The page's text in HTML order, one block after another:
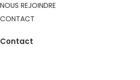
NOUS REJOINDRE
CONTACT
Contact​